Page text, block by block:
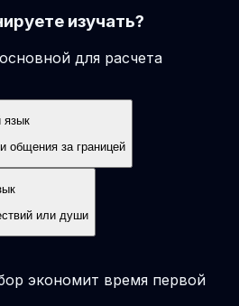
изучать?
для расчета
язык
общения за границей
или души
экономит время первой